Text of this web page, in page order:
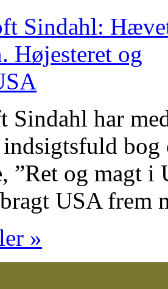
Sindahl har
indsigtsfuld
”Ret og magt i
USA frem
»